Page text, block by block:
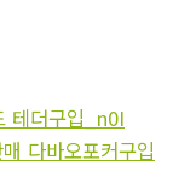
테더구입_n0I
다바오포커구입